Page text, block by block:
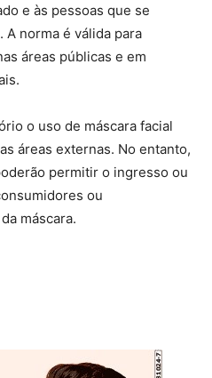
e às pessoas que se
norma é válida para
áreas públicas e em
o uso de máscara facial
áreas externas. No entanto,
permitir o ingresso ou
ou
máscara.